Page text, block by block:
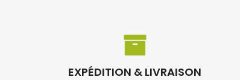
EXPÉDITION & LIVRAISON